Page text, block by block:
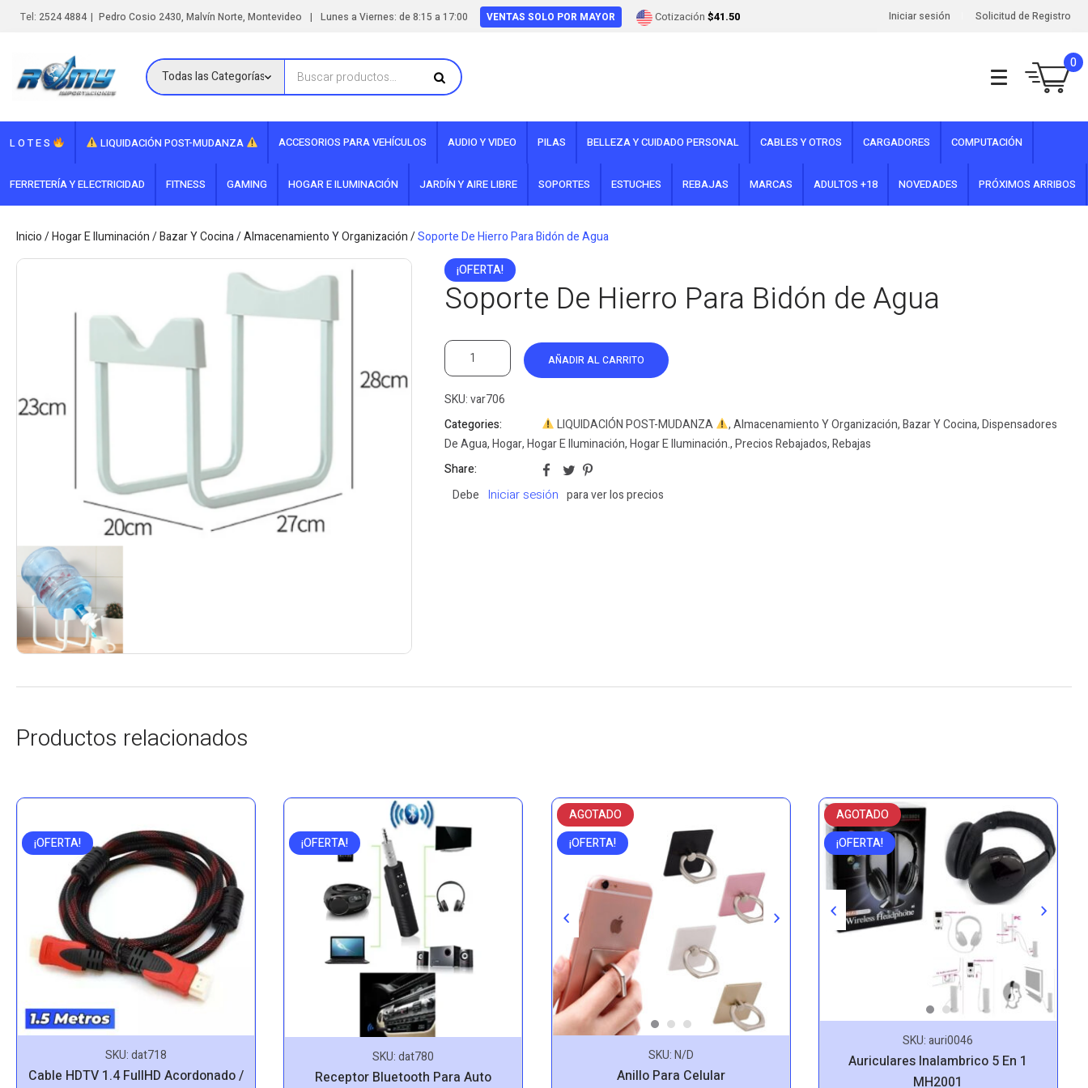
Iniciar sesión Solicitud de Registro
Tel: 2524 4884 | Pedro Cosio 2430, Malvín Norte, Montevideo | Lunes a Viernes: de 8:15 a 17:00 VENTAS SOLO POR MAYOR Cotización $41.50
0
L O T E S LIQUIDACIÓN POST-MUDANZA ACCESORIOS PARA VEHÍCULOS AUDIO Y VIDEO PILAS BELLEZA Y CUIDADO PERSONAL CABLES Y OTROS CARGADORES COMPUTACIÓN
FERRETERÍA Y ELECTRICIDAD FITNESS GAMING HOGAR E ILUMINACIÓN JARDÍN Y AIRE LIBRE SOPORTES ESTUCHES REBAJAS MARCAS ADULTOS +18 NOVEDADES PRÓXIMOS ARRIBOS
Inicio/Hogar E Iluminación/Bazar Y Cocina/Almacenamiento Y Organización/Soporte De Hierro Para Bidón de Agua
¡OFERTA!
Soporte De Hierro Para Bidón de Agua
AÑADIR AL CARRITO
SKU:var706
Categories:
LIQUIDACIÓN POST-MUDANZA ,Almacenamiento Y Organización,Bazar Y Cocina,Dispensadores
De Agua,Hogar,Hogar E Iluminación,Hogar E Iluminación.,Precios Rebajados,Rebajas
Share:
Debe
Iniciar sesión para ver los precios
Productos relacionados
¡OFERTA!
SKU:dat718
Cable HDTV 1.4 FullHD Acordonado /
¡OFERTA!
SKU:dat780
Receptor Bluetooth Para Auto
AGOTADO
¡OFERTA!
SKU:N/D
Anillo Para Celular
AGOTADO
¡OFERTA!
SKU:auri0046
Auriculares Inalambrico 5 En 1
MH2001